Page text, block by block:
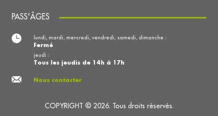
PASS'ÂGES
Nous contacter
lundi, mardi, mercredi, vendredi, samedi, dimanche :
Fermé
jeudi :
Tous les jeudis de 14h à 17h
COPYRIGHT © 2026. Tous droits réservés.